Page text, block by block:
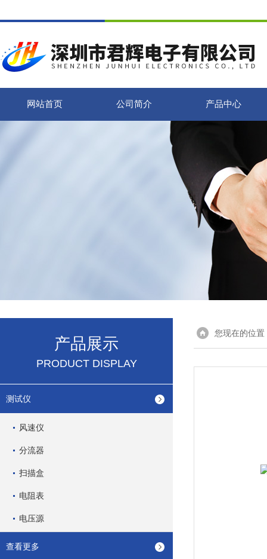
网站首页 公司简介 产品中心
产品展示
PRODUCT DISPLAY
测试仪
风速仪
分流器
扫描盒
电阻表
电压源
查看更多
您现在的位置